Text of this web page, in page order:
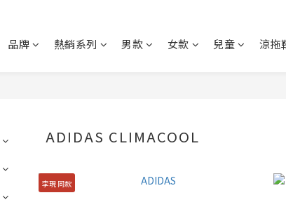
品牌 熱銷系列 男款 女款 兒童 涼拖
ADIDAS CLIMACOOL
李現 同款